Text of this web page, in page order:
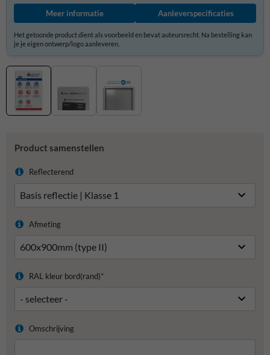
Meer informatie Aanleverspecificaties
Het getoonde product dient als voorbeeld en bevat auteursrecht. Na bestelling kan
je je eigen ontwerp/logo aanleveren.
Product samenstellen
Reflecterend
Afmeting
RAL kleur bord(rand)*
Omschrijving